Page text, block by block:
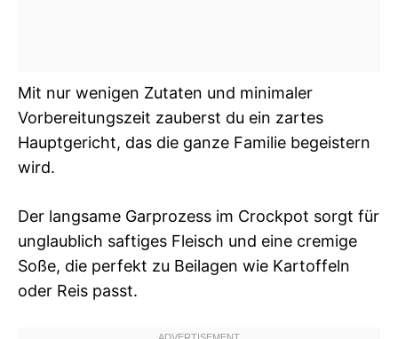
Mit nur wenigen Zutaten und minimaler
Vorbereitungszeit zauberst du ein zartes
Hauptgericht, das die ganze Familie begeistern
wird.
Der langsame Garprozess im Crockpot sorgt für
unglaublich saftiges Fleisch und eine cremige
Soße, die perfekt zu Beilagen wie Kartoffeln
oder Reis passt.